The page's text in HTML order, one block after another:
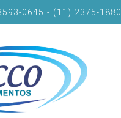
0645 - (11) 2375-1880